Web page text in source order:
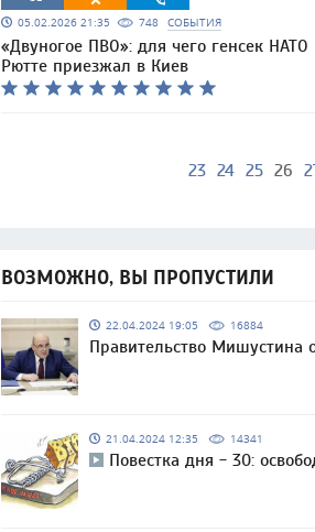
05.02.2026 21:35 748 СОБЫТИЯ
«Двуногое ПВО»: для чего генсек НАТО
Рютте приезжал в Киев
23 24 25 26
ВОЗМОЖНО, ВЫ ПРОПУСТИЛИ
22.04.2024 19:05 16884
Правительство Мишустина
21.04.2024 12:35 14341
Повестка дня - 30: